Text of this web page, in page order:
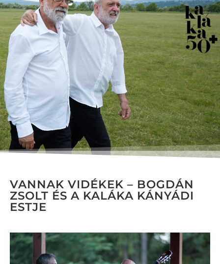
VANNAK VIDÉKEK – BOGDÁN
ZSOLT ÉS A KALÁKA KÁNYÁDI
ESTJE